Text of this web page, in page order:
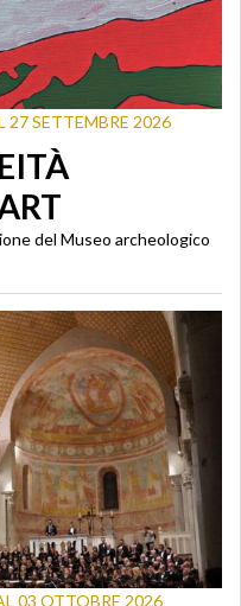
SETTEMBRE 2026
del Museo archeologico
03 OTTOBRE 2026